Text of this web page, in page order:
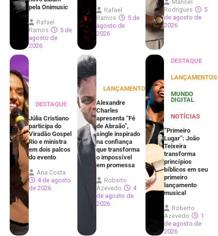
pela Onimusic
Rafael
Ramos
5 de
agosto de
2026
Rafael
Ramos
5 de
agosto de
2026
Manoel
Rodrigues
5
de agosto de
2026
DESTAQUE
Júlia Cristiano
participa do
Viradão Gospel
Rio e ministra
em dois palcos
do evento
Ana Costa
4 de agosto
de 2026
LANÇAMENTOS
Alexandre
Charles
apresenta “Fé
de Abraão”,
single inspirado
na confiança
que transforma
o impossível
em promessa
Roberto
Azevedo
4
de agosto de
2026
DESTAQUE
LANÇAMENTOS
MUNDO
DIGITAL
NOTÍCIAS
“Primeiro
Lugar”: João
Teixeira
transforma
princípios
bíblicos em seu
primeiro
lançamento
musical
Roberto
Azevedo
1
de agosto de
2026